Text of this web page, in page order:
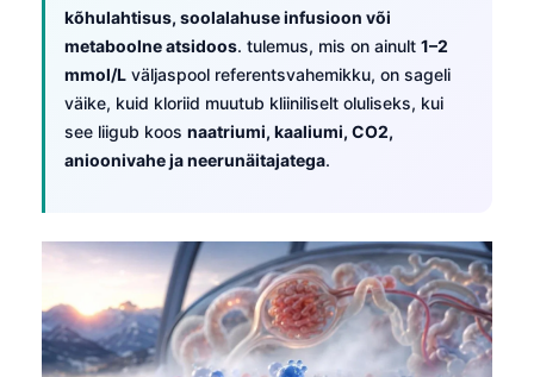
kõhulahtisus, soolalahuse infusioon või
metaboolne atsidoos. tulemus, mis on ainult 1–2
mmol/L väljaspool referentsvahemikku, on sageli
väike, kuid kloriid muutub kliiniliselt oluliseks, kui
see liigub koos naatriumi, kaaliumi, CO2,
anioonivahe ja neerunäitajatega.